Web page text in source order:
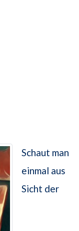
Schaut man
einmal aus
Sicht der